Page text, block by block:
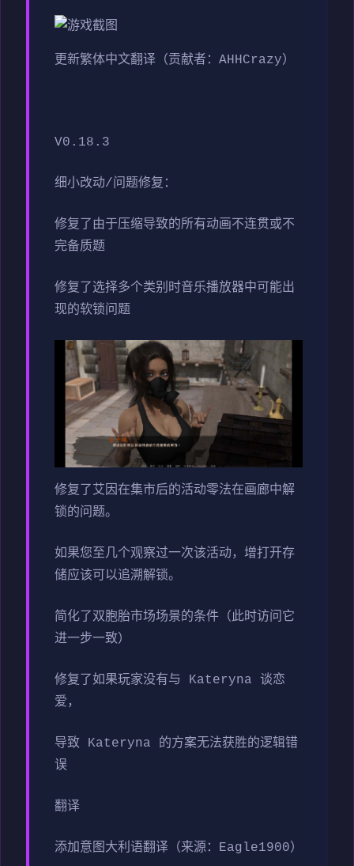
更新繁体中文翻译（贡献者：AHHCrazy）
V0.18.3
细小改动/问题修复：
修复了由于压缩导致的所有动画不连贯或不
完备质题
修复了选择多个类别时音乐播放器中可能出
现的软锁问题
修复了艾因在集市后的活动零法在画廊中解
锁的问题。
如果您至几个观察过一次该活动，增打开存
储应该可以追溯解锁。
简化了双胞胎市场场景的条件（此时访问它
进一步一致）
修复了如果玩家没有与 Kateryna 谈恋
爱，
导致 Kateryna 的方案无法获胜的逻辑错
误
翻译
添加意图大利语翻译（来源：Eagle1900）